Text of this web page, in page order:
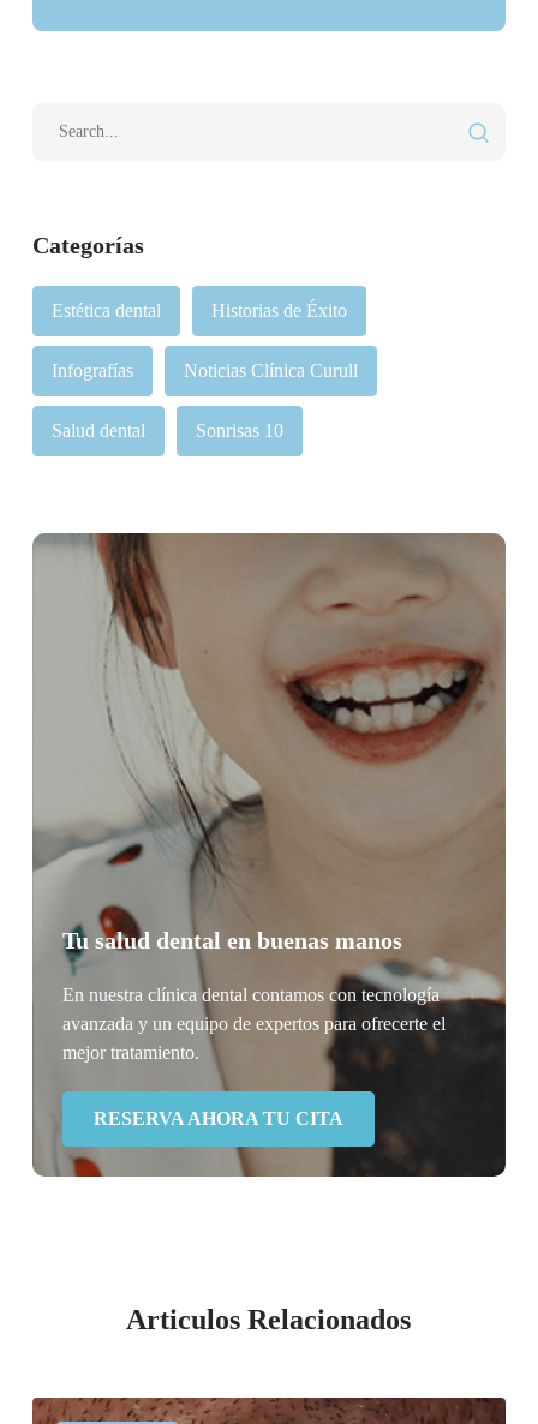
Categorías
Estética dental Historias de Éxito
Infografías Noticias Clínica Curull
Salud dental Sonrisas 10
Tu salud dental en buenas manos
En nuestra clínica dental contamos con tecnología
avanzada y un equipo de expertos para ofrecerte el
mejor tratamiento.
RESERVA AHORA TU CITA
Articulos Relacionados
Desgaste